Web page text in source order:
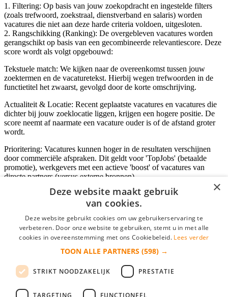
1. Filtering: Op basis van jouw zoekopdracht en ingestelde filters
(zoals trefwoord, zoekstraal, dienstverband en salaris) worden
vacatures die niet aan deze harde criteria voldoen, uitgesloten.
2. Rangschikking (Ranking): De overgebleven vacatures worden
gerangschikt op basis van een gecombineerde relevantiescore. Deze
score wordt als volgt opgebouwd:
Tekstuele match: We kijken naar de overeenkomst tussen jouw
zoektermen en de vacaturetekst. Hierbij wegen trefwoorden in de
functietitel het zwaarst, gevolgd door de korte omschrijving.
Actualiteit & Locatie: Recent geplaatste vacatures en vacatures die
dichter bij jouw zoeklocatie liggen, krijgen een hogere positie. De
score neemt af naarmate een vacature ouder is of de afstand groter
wordt.
Prioritering: Vacatures kunnen hoger in de resultaten verschijnen
door commerciële afspraken. Dit geldt voor 'TopJobs' (betaalde
promotie), werkgevers met een actieve 'boost' of vacatures van
directe partners (versus externe bronnen).
Inloggen als bedrijf
*
login gegevens onthouden
login
×
Deze website maakt gebruik
van cookies.
Deze website gebruikt cookies om uw gebruikerservaring te
verbeteren. Door onze website te gebruiken, stemt u in met alle
cookies in overeenstemming met ons Cookiebeleid. Lees verder
TOON ALLE PARTNERS (598) →
STRIKT NOODZAKELIJK PRESTATIE
TARGETING FUNCTIONEEL